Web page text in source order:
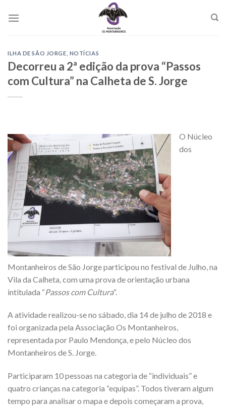
ILHA DE SÃO JORGE NOTÍCIAS
Decorreu a 2ª edição da prova “Passos
com Cultura” na Calheta de S. Jorge
O Núcleo
dos
Montanheiros de São Jorge participou no festival de Julho, na
Vila da Calheta, com uma prova de orientação urbana
intitulada “Passos com Cultura“.
A atividade realizou-se no sábado, dia 14 de julho de 2018 e
foi organizada pela Associação Os Montanheiros,
representada por Paulo Mendonça, e pelo Núcleo dos
Montanheiros de S. Jorge.
Participaram 10 pessoas na categoria de “individuais” e
quatro crianças na categoria “equipas”. Todos tiveram algum
tempo para analisar o mapa e depois começaram a prova,